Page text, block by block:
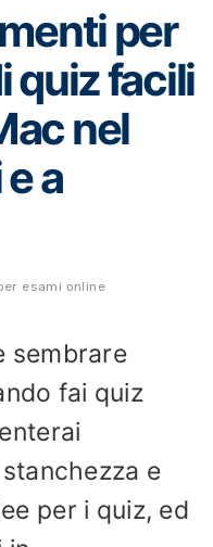
per
quiz facili
nel
a
esami online
sembrare
fai quiz
e
per i quiz, ed